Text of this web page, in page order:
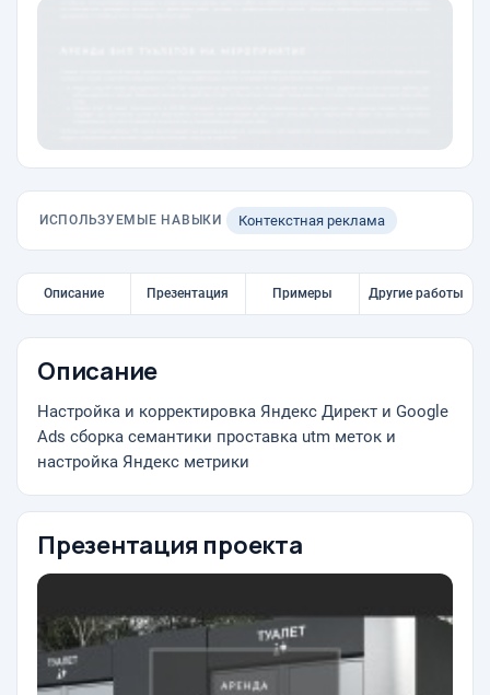
ИСПОЛЬЗУЕМЫЕ НАВЫКИ Контекстная реклама
Описание Презентация Примеры Другие работы
Описание
Настройка и корректировка Яндекс Директ и Google
Ads сборка семантики проставка utm меток и
настройка Яндекс метрики
Презентация проекта